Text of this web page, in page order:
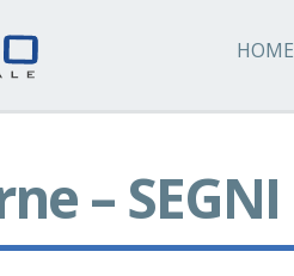
HOME
– SEGNI